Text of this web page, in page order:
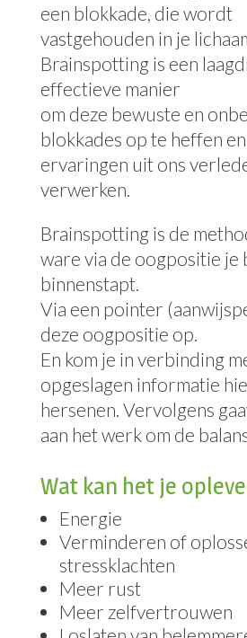
een blokkade, die wordt
vastgehouden in je
Brainspotting is een
effectieve manier
om deze bewuste en
blokkades op te heffen
ervaringen uit ons
verwerken.
Brainspotting is de
ware via de oogpositie je
binnenstapt.
Via een pointer
deze oogpositie op.
En kom je in verbinding
opgeslagen informatie
hersenen. Vervolgens
aan het werk om de
Wat kan het je
Energie
Verminderen of
stressklachten
Meer rust
Meer zelfvertrouwen